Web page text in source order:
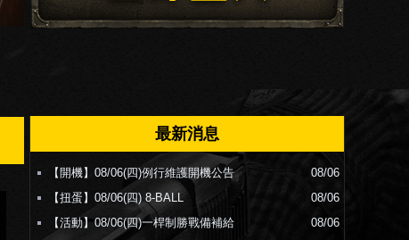
最新消息
【開機】08/06(四)例行維護開機公告
08/06
【扭蛋】08/06(四) 8-BALL
08/06
【活動】08/06(四)一桿制勝戰備補給
08/06